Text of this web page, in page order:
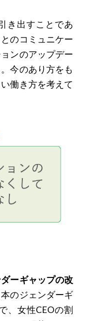
き出すことであ
のコミュニケー
ンのアップデー
今のあり方をも
働き方を考えて
ーギャップの改
本のジェンダーギ
、女性CEOの割